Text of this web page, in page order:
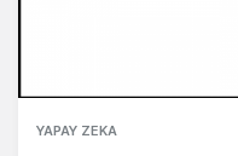
YAPAY ZEKA